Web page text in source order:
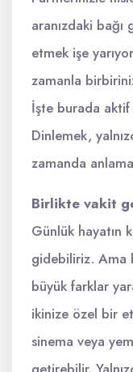
aranızdaki bağı
etmek işe
zamanla
İşte burada
Dinlemek,
zamanda anlama
Birlikte vakit
Günlük hayatın
gidebiliriz. Ama
büyük farklar
ikinize özel bir
sinema veya